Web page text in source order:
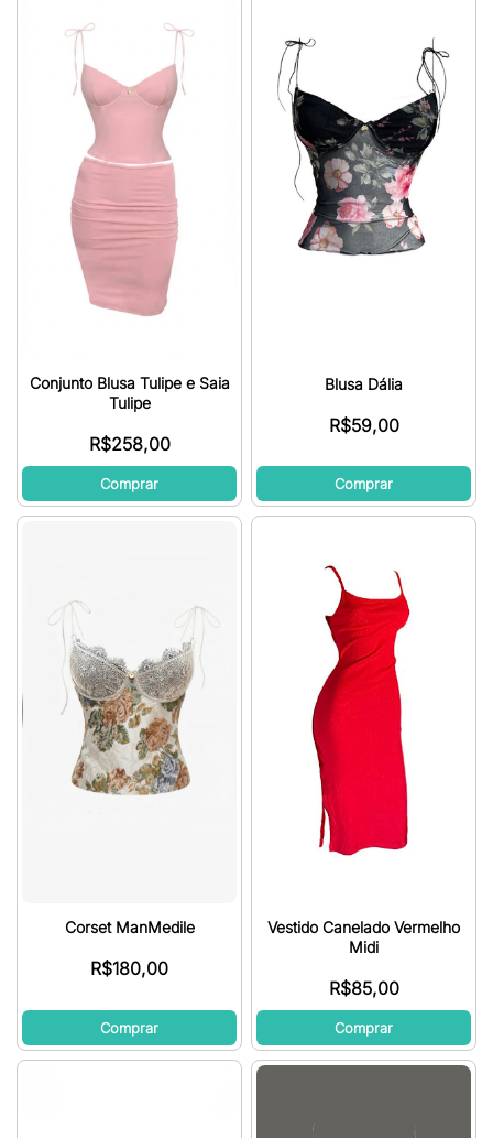
Conjunto Blusa Tulipe e Saia
Tulipe
R$258,00
Comprar
Blusa Dália
R$59,00
Comprar
Corset ManMedile
R$180,00
Comprar
Vestido Canelado Vermelho
Midi
R$85,00
Comprar